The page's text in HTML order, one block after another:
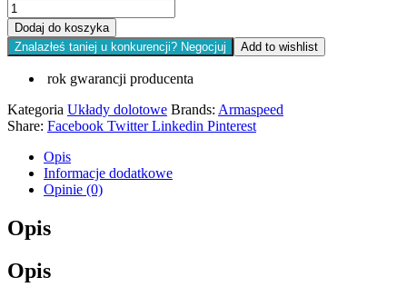
Dodaj do koszyka
Znalazłeś taniej u konkurencji? Negocjuj
Add to wishlist
rok gwarancji producenta
Kategoria Układy dolotowe Brands: Armaspeed
Share: Facebook Twitter Linkedin Pinterest
Opis
Informacje dodatkowe
Opinie (0)
Opis
Opis